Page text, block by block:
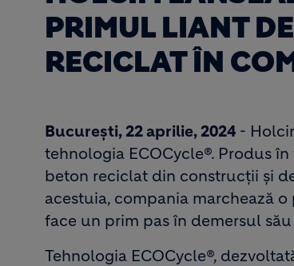
PRIMUL LIANT
RECICLAT ÎN
București, 22 aprilie, 2024 -
tehnologia ECOCycle®. Produs
beton reciclat din construcții și
acestuia, compania marchează
face un prim pas în demersul
Tehnologia ECOCycle®,